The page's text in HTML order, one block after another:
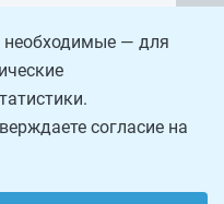
— для
согласие на